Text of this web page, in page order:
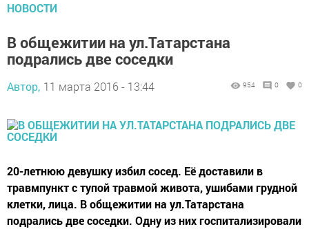
НОВОСТИ
В общежитии на ул.Татарстана
подрались две соседки
Автор, 11 марта 2016 - 13:44 954 0 0
20-летнюю девушку избил сосед. Её доставили в
травмпункт с тупой травмой живота, ушибами грудной
клетки, лица. В общежитии на ул.Татарстана
подрались две соседки. Одну из них госпитализировали